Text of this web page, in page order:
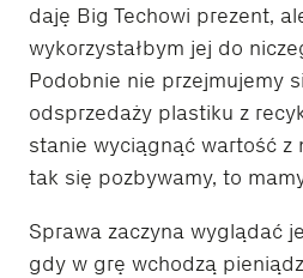
daję Big Techowi prezent,
wykorzystałbym jej do
Podobnie nie przejmujemy
odsprzedaży plastiku z
stanie wyciągnąć wartość z
tak się pozbywamy, to
Sprawa zaczyna wyglądać
gdy w grę wchodzą